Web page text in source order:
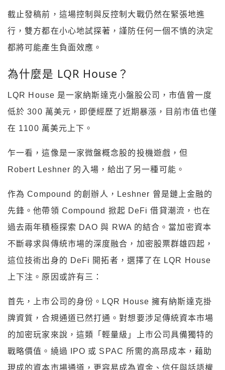
截止發稿前，這場控制與反控制大戰仍然在緊張地進
行，雙方都在小心地試探著，謹防任何一個不慎的決定
都將可能產生負面效應。
為什麼是 LQR House？
LQR House 是一家納斯達克小盤股公司，市值曾一度
低於 300 萬美元，即便經歷了近期暴漲，目前市值也僅
在 1100 萬美元上下。
乍一看，這像是一家微盤概念股的投機遊戲，但
Robert Leshner 的入場，給出了另一種可能。
作為 Compound 的創辦人，Leshner 曾是鏈上金融的
先鋒。他帶領 Compound 掀起 DeFi 借貸潮流，也在
過去兩年積極探索 DAO 與 RWA 的結合。當加密資本
不斷尋求與傳統市場的深度融合，加密股票群雄四起，
這位技術出身的 DeFi 開拓者，選擇了在 LQR House
上下注。原因或許有三：
首先，上市公司的身份。LQR House 擁有納斯達克掛
牌資質，合規通道已然打通。對想要涉足傳統資本市場
的加密玩家來說，這類「輕量級」上市公司具備獨特的
戰略價值。繞過 IPO 或 SPAC 所需的高昂成本，藉助
現成的資本市場通道，更容易成為資金、信任與話語權